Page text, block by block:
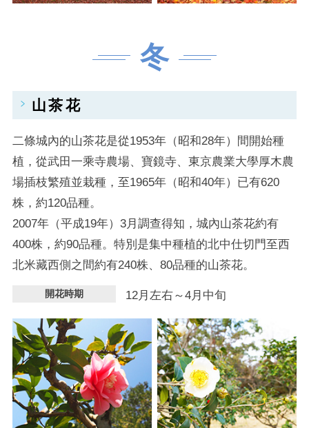
冬
山茶花
二條城內的山茶花是從1953年（昭和28年）間開始種
植，從武田一乘寺農場、寶鏡寺、東京農業大學厚木農
場插枝繁殖並栽種，至1965年（昭和40年）已有620
株，約120品種。
2007年（平成19年）3月調查得知，城內山茶花約有
400株，約90品種。特別是集中種植的北中仕切門至西
北米藏西側之間約有240株、80品種的山茶花。
開花時期 12月左右～4月中旬